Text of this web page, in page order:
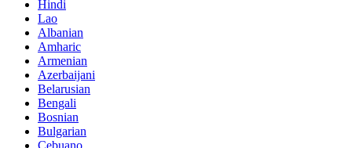
Hindi
Lao
Albanian
Amharic
Armenian
Azerbaijani
Belarusian
Bengali
Bosnian
Bulgarian